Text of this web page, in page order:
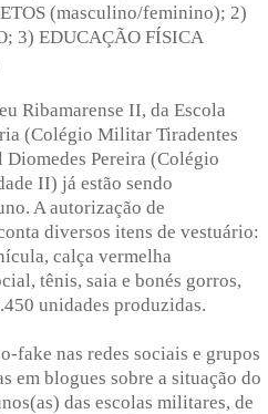
(masculino/feminino); 2)
3) EDUCAÇÃO FÍSICA
Ribamarense II, da Escola
(Colégio Militar Tiradentes
Pereira (Colégio
II) já estão sendo
A autorização de
diversos itens de vestuário:
calça vermelha
tênis, saia e bonés gorros,
unidades produzidas.
fake nas redes sociais e grupos
em blogues sobre a situação do
das escolas militares, de